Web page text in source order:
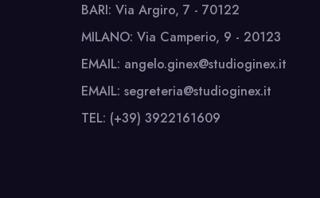
BARI: Via Argiro, 7 - 70122
MILANO: Via Camperio, 9 - 20123
EMAIL: angelo.ginex@studioginex.it
EMAIL: segreteria@studioginex.it
TEL: (+39) 3922161609